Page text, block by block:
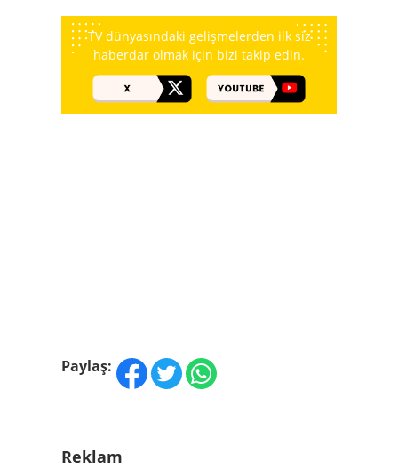
TV dünyasındaki gelişmelerden ilk siz
haberdar olmak için bizi takip edin.
Paylaş:
Reklam